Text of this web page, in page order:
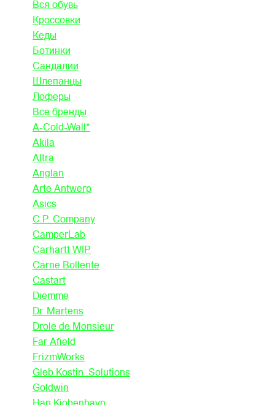
Вся обувь
Кроссовки
Кеды
Ботинки
Сандалии
Шлепанцы
Лоферы
Все бренды
A-Cold-Wall*
Akila
Altra
Anglan
Arte Antwerp
Asics
C.P. Company
CamperLab
Carhartt WIP
Carne Bollente
Castart
Diemme
Dr. Martens
Drole de Monsieur
Far Afield
FrizmWorks
Gleb Kostin .Solutions
Goldwin